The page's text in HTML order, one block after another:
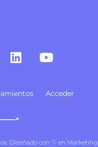
Acceder
Diseñado con ♡ en